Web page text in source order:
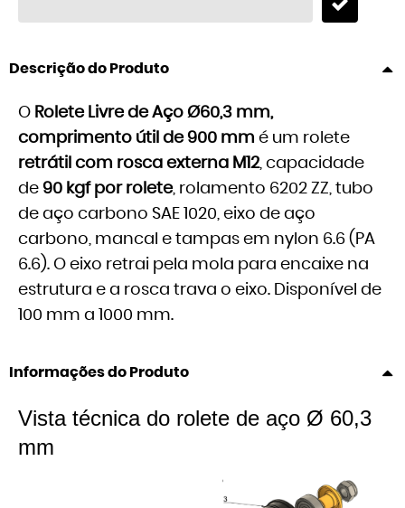
Descrição do Produto
O Rolete Livre de Aço Ø60,3 mm,
comprimento útil de 900 mm é um rolete
retrátil com rosca externa M12, capacidade
de 90 kgf por rolete, rolamento 6202 ZZ, tubo
de aço carbono SAE 1020, eixo de aço
carbono, mancal e tampas em nylon 6.6 (PA
6.6). O eixo retrai pela mola para encaixe na
estrutura e a rosca trava o eixo. Disponível de
100 mm a 1000 mm.
Informações do Produto
Vista técnica do rolete de aço Ø 60,3
mm